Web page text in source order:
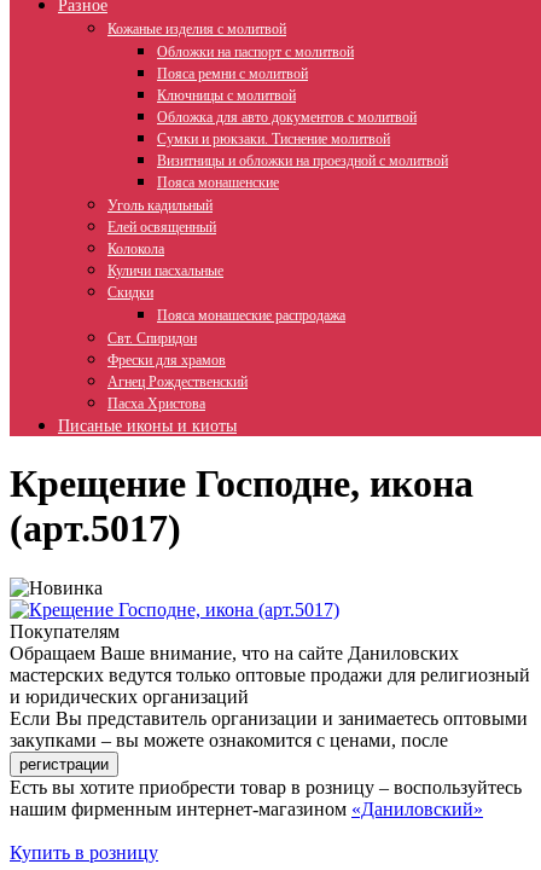
Разное
Кожаные изделия с молитвой
Обложки на паспорт с молитвой
Пояса ремни с молитвой
Ключницы с молитвой
Обложка для авто документов с молитвой
Сумки и рюкзаки. Тиснение молитвой
Визитницы и обложки на проездной с молитвой
Пояса монашенские
Уголь кадильный
Елей освященный
Колокола
Куличи пасхальные
Скидки
Пояса монашеские распродажа
Свт. Спиридон
Фрески для храмов
Агнец Рождественский
Пасха Христова
Писаные иконы и киоты
Крещение Господне, икона
(арт.5017)
Покупателям
Обращаем Ваше внимание, что на сайте Даниловских
мастерских ведутся только оптовые продажи для религиозный
и юридических организаций
Если Вы представитель организации и занимаетесь оптовыми
закупками – вы можете ознакомится с ценами, после
Есть вы хотите приобрести товар в розницу – воспользуйтесь
нашим фирменным интернет-магазином «Даниловский»
Купить в розницу